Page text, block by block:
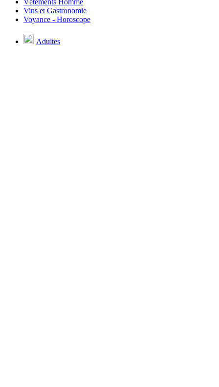
Vêtements Homme
Vins et Gastronomie
Voyance - Horoscope
Adultes